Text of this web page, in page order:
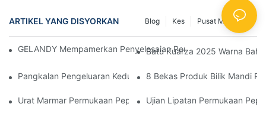
ARTIKEL YANG DISYORKAN Pusat Maklumat
Kes
Blog
GELANDY Mempamerkan Penyelesaian Permukaan Inovatif Di
Batu Kuarza 2025 Warna
Pangkalan Pengeluaran Kedua Gelandy, Kilang Heyuan Telah
8 Bekas Produk Bilik Mandi
Urat Marmar Permukaan Pepejal Ujian Lipatan Permukaan